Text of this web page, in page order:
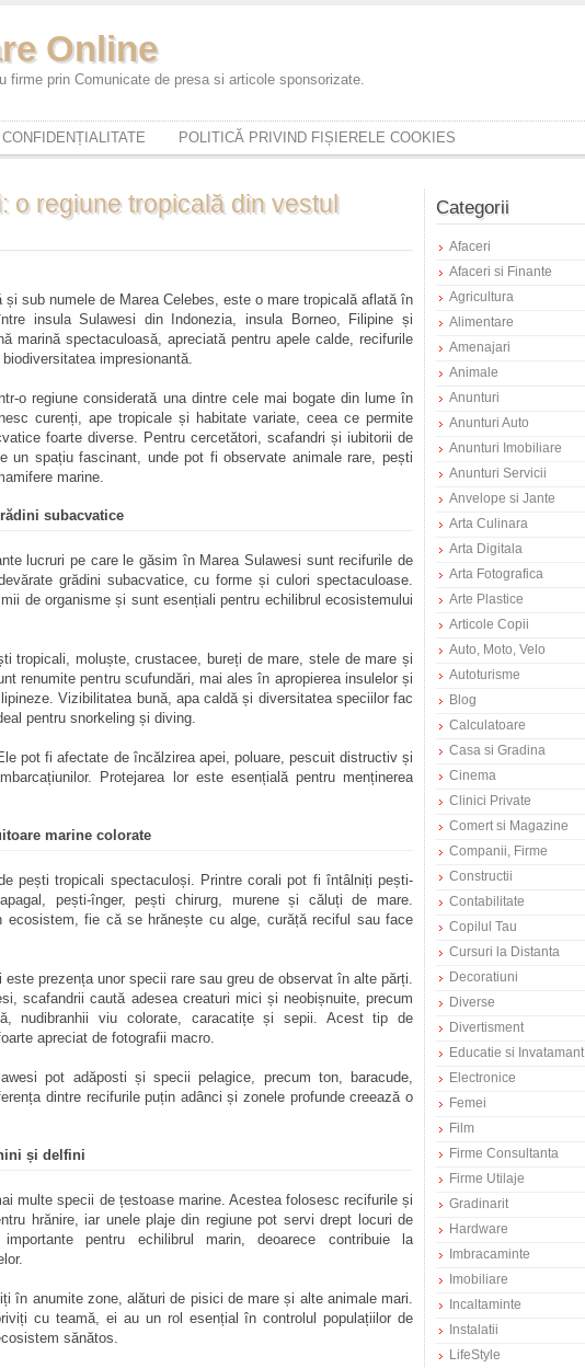
Online
firme prin Comunicate de presa si articole sponsorizate.
POLITICĂ PRIVIND FIȘIERELE COOKIES
o regiune tropicală din vestul
și sub numele de Marea Celebes, este o mare tropicală aflată în
insula Sulawesi din Indonezia, insula Borneo, Filipine și
marină spectaculoasă, apreciată pentru apele calde, recifurile
impresionantă.
o regiune considerată una dintre cele mai bogate din lume în
curenți, ape tropicale și habitate variate, ceea ce permite
foarte diverse. Pentru cercetători, scafandri și iubitorii de
un spațiu fascinant, unde pot fi observate animale rare, pești
marine.
subacvatice
lucruri pe care le găsim în Marea Sulawesi sunt recifurile de
grădini subacvatice, cu forme și culori spectaculoase.
de organisme și sunt esențiali pentru echilibrul ecosistemului
tropicali, moluște, crustacee, bureți de mare, stele de mare și
renumite pentru scufundări, mai ales în apropierea insulelor și
Vizibilitatea bună, apa caldă și diversitatea speciilor fac
pentru snorkeling și diving.
pot fi afectate de încălzirea apei, poluare, pescuit distructiv și
Protejarea lor este esențială pentru menținerea
marine colorate
pești tropicali spectaculoși. Printre corali pot fi întâlniți pești-
pești-înger, pești chirurg, murene și căluți de mare.
ecosistem, fie că se hrănește cu alge, curăță reciful sau face
prezența unor specii rare sau greu de observat în alte părți.
scafandrii caută adesea creaturi mici și neobișnuite, precum
nudibranhii viu colorate, caracatițe și sepii. Acest tip de
apreciat de fotografii macro.
pot adăposti și specii pelagice, precum ton, baracude,
dintre recifurile puțin adânci și zonele profunde creează o
și delfini
multe specii de țestoase marine. Acestea folosesc recifurile și
hrănire, iar unele plaje din regiune pot servi drept locuri de
pentru echilibrul marin, deoarece contribuie la
în anumite zone, alături de pisici de mare și alte animale mari.
cu teamă, ei au un rol esențial în controlul populațiilor de
sănătos.
Categorii
Afaceri
Afaceri si Finante
Agricultura
Alimentare
Amenajari
Animale
Anunturi
Anunturi Auto
Anunturi Imobiliare
Anunturi Servicii
Anvelope si Jante
Arta Culinara
Arta Digitala
Arta Fotografica
Arte Plastice
Articole Copii
Auto, Moto, Velo
Autoturisme
Blog
Calculatoare
Casa si Gradina
Cinema
Clinici Private
Comert si Magazine
Companii, Firme
Constructii
Contabilitate
Copilul Tau
Cursuri la Distanta
Decoratiuni
Diverse
Divertisment
Educatie si Invatamant
Electronice
Femei
Film
Firme Consultanta
Firme Utilaje
Gradinarit
Hardware
Imbracaminte
Imobiliare
Incaltaminte
Instalatii
LifeStyle